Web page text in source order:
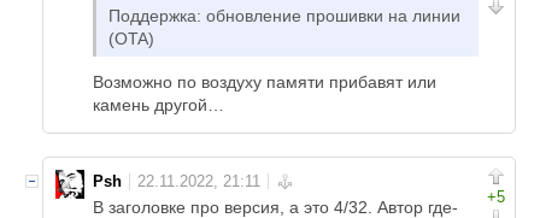
Поддержка: обновление прошивки на линии
(OTA)
Возможно по воздуху памяти прибавят или
камень другой…
+5
Psh
В заголовке про версия, а это 4/32. Автор где-